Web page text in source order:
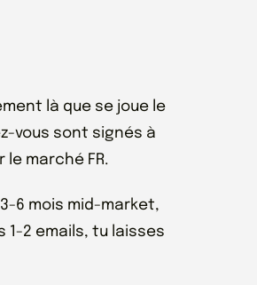
là que se joue le
vous sont signés à
marché FR.
6 mois mid-market,
2 emails, tu laisses